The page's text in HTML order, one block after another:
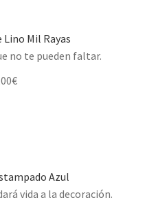
Mil Rayas
no te pueden faltar.
€
Azul
vida a la decoración.